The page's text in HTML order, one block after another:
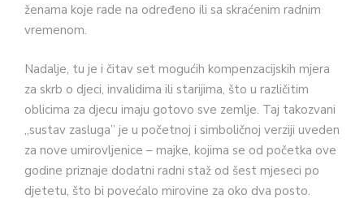
ženama koje rade na određeno ili sa skraćenim radnim
vremenom.
Nadalje, tu je i čitav set mogućih kompenzacijskih mjera
za skrb o dje­ci, invalidima ili starijima, što u razli­čitim
oblicima za djecu imaju goto­vo sve zemlje. Taj takozvani
„sustav zasluga” je u početnoj i simboličnoj verziji uveden
za nove umirovljeni­ce – majke, kojima se od početka ove
godine priznaje dodatni radni staž od šest mjeseci po
djetetu, što bi pove­ćalo mirovine za oko dva posto.